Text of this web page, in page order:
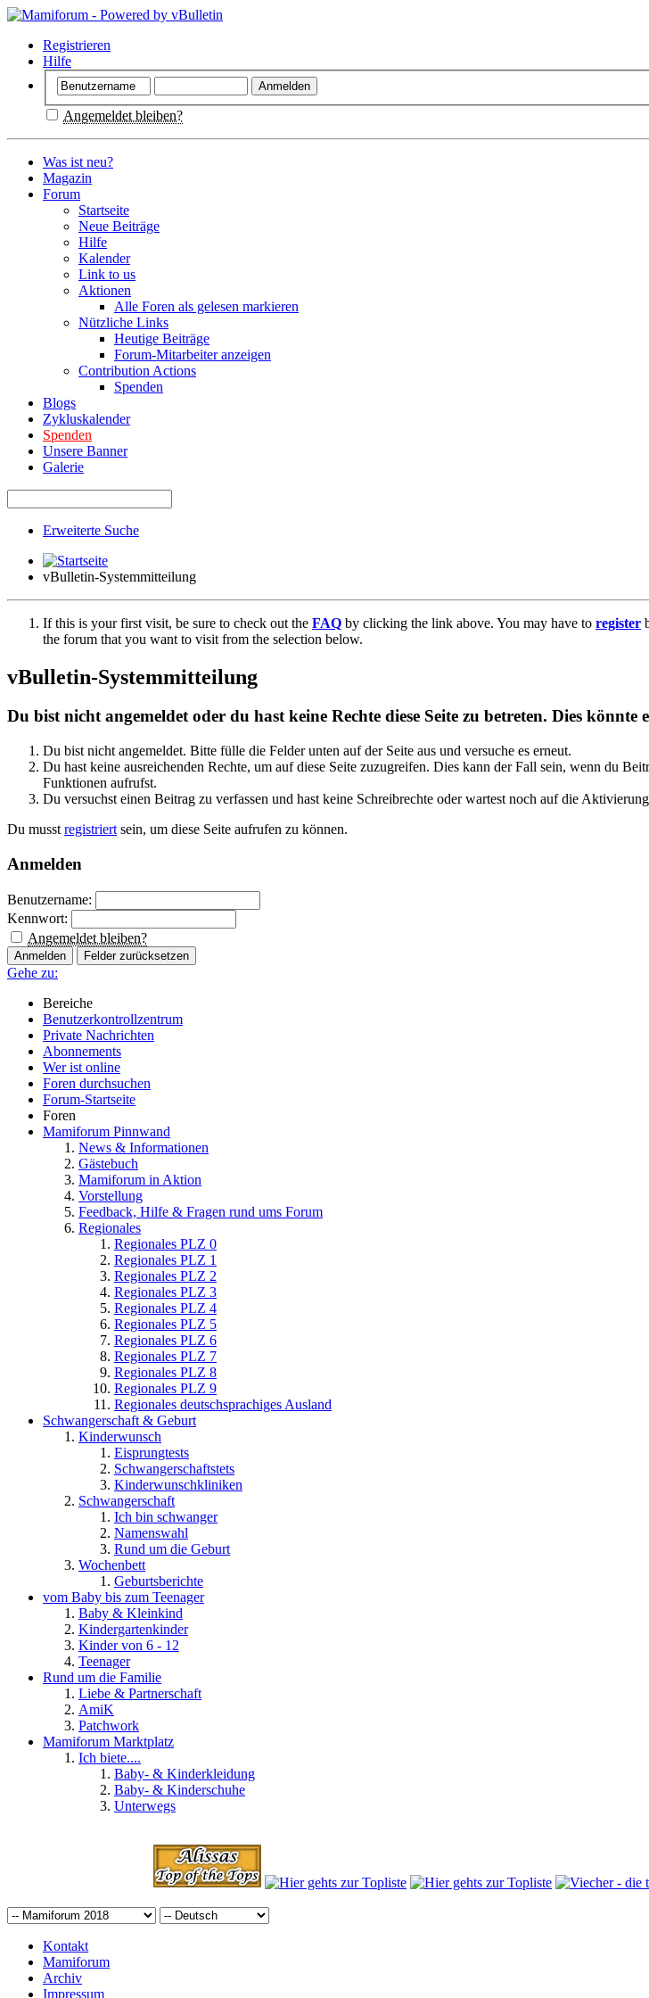
Registrieren
Hilfe
Angemeldet bleiben?
Was ist neu?
Magazin
Forum
Startseite
Neue Beiträge
Hilfe
Kalender
Link to us
Aktionen
Alle Foren als gelesen markieren
Nützliche Links
Heutige Beiträge
Forum-Mitarbeiter anzeigen
Contribution Actions
Spenden
Blogs
Zykluskalender
Spenden
Unsere Banner
Galerie
Erweiterte Suche
vBulletin-Systemmitteilung
If this is your first visit, be sure to check out the FAQ by clicking the link above. You may have to register
the forum that you want to visit from the selection below.
vBulletin-Systemmitteilung
Du bist nicht angemeldet oder du hast keine Rechte diese Seite zu betreten. Dies könnte
Du bist nicht angemeldet. Bitte fülle die Felder unten auf der Seite aus und versuche es erneut.
Du hast keine ausreichenden Rechte, um auf diese Seite zuzugreifen. Dies kann der Fall sein, wenn du
Funktionen aufrufst.
Du versuchst einen Beitrag zu verfassen und hast keine Schreibrechte oder wartest noch auf die
Du musst registriert sein, um diese Seite aufrufen zu können.
Anmelden
Benutzername:
Kennwort:
Angemeldet bleiben?
Gehe zu:
Bereiche
Benutzerkontrollzentrum
Private Nachrichten
Abonnements
Wer ist online
Foren durchsuchen
Forum-Startseite
Foren
Mamiforum Pinnwand
News & Informationen
Gästebuch
Mamiforum in Aktion
Vorstellung
Feedback, Hilfe & Fragen rund ums Forum
Regionales
Regionales PLZ 0
Regionales PLZ 1
Regionales PLZ 2
Regionales PLZ 3
Regionales PLZ 4
Regionales PLZ 5
Regionales PLZ 6
Regionales PLZ 7
Regionales PLZ 8
Regionales PLZ 9
Regionales deutschsprachiges Ausland
Schwangerschaft & Geburt
Kinderwunsch
Eisprungtests
Schwangerschaftstets
Kinderwunschkliniken
Schwangerschaft
Ich bin schwanger
Namenswahl
Rund um die Geburt
Wochenbett
Geburtsberichte
vom Baby bis zum Teenager
Baby & Kleinkind
Kindergartenkinder
Kinder von 6 - 12
Teenager
Rund um die Familie
Liebe & Partnerschaft
AmiK
Patchwork
Mamiforum Marktplatz
Ich biete....
Baby- & Kinderkleidung
Baby- & Kinderschuhe
Unterwegs
Kontakt
Mamiforum
Archiv
Impressum